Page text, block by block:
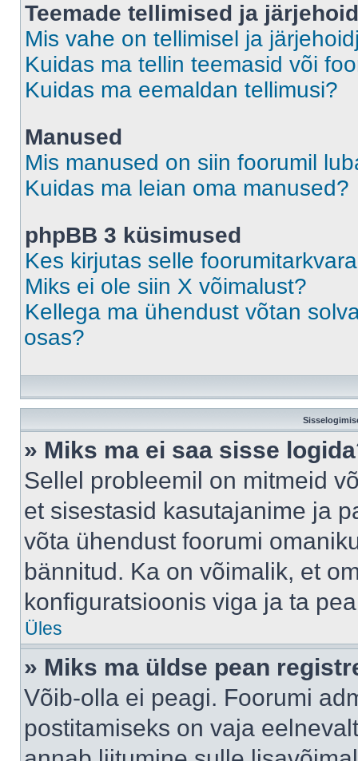
Teemade tellimised ja
Mis vahe on tellimisel ja
Kuidas ma tellin teemasid või
Kuidas ma eemaldan tellimusi?
Manused
Mis manused on siin foorumil
Kuidas ma leian oma manused?
phpBB 3 küsimused
Kes kirjutas selle
Miks ei ole siin X võimalust?
Kellega ma ühendust võtan
osas?
» Miks ma ei saa sisse
Sellel probleemil on mitmeid
et sisestasid kasutajanime ja
võta ühendust foorumi
bännitud. Ka on võimalik, et
konfiguratsioonis viga ja ta
Üles
» Miks ma üldse pean
Võib-olla ei peagi. Foorumi
postitamiseks on vaja